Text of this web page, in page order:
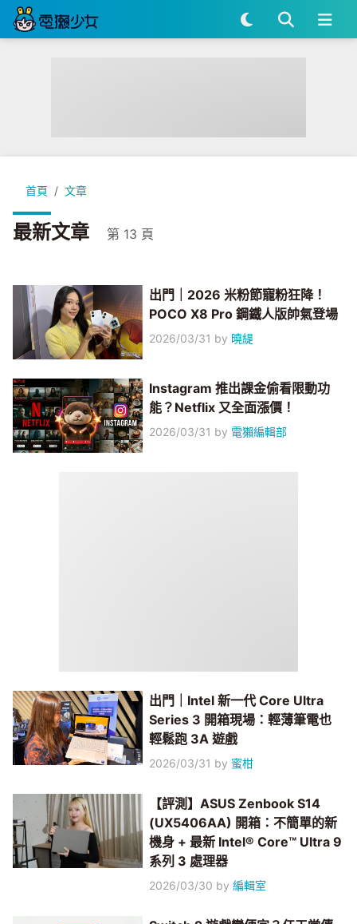
首頁 文章
最新文章 第 13 頁
出門｜2026 米粉節寵粉狂降！
POCO X8 Pro 鋼鐵人版帥氣登場
2026/03/31 by 曉緹
Instagram 推出課金偷看限動功
能？Netflix 又全面漲價！
2026/03/31 by 電獺編輯部
出門｜Intel 新一代 Core Ultra
Series 3 開箱現場：輕薄筆電也
輕鬆跑 3A 遊戲
2026/03/31 by 蜜柑
【評測】ASUS Zenbook S14
(UX5406AA) 開箱：不簡單的新
機身 + 最新 Intel® Core™ Ultra 9
系列 3 處理器
2026/03/30 by編輯室